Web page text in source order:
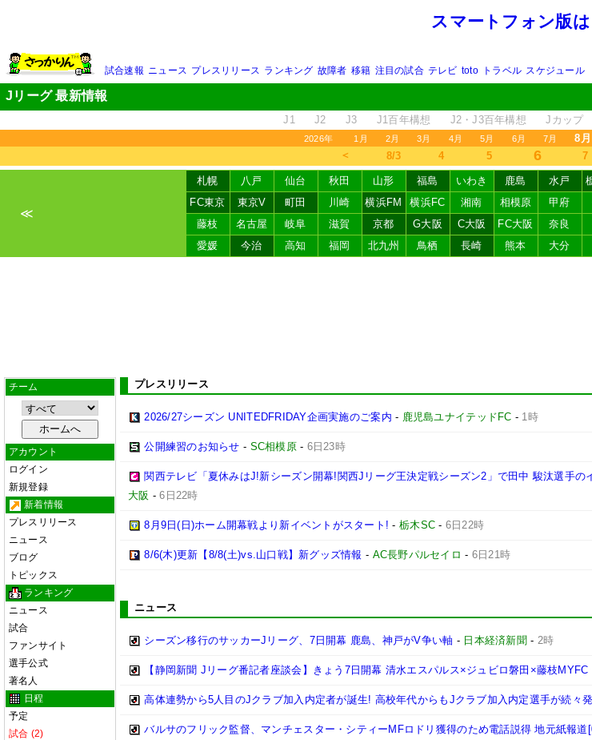
スマートフォン版
試合速報 ニュース プレスリリース ランキング 故障者 移籍 注目の試合 テレビ toto トラベル スケジュール
Jリーグ 最新情報
J1 J2 J3 J1百年構想 J2・J3百年構想 Jカップ
2026年 1月 2月 3月 4月 5月 6月 7月 8月
＜ 8/3 4 5 6 7
≪
札幌 八戸 仙台 秋田 山形 福島 いわき 鹿島 水戸
FC東京
東京V 町田 川崎 横浜FM 横浜FC 湘南 相模原 甲府
藤枝
名古屋 岐阜 滋賀 京都 G大阪 C大阪 FC大阪 奈良
愛媛
今治 高知 福岡 北九州 鳥栖 長崎 熊本 大分
チーム
アカウント
ログイン
新規登録
新着情報
プレスリリース
ニュース
ブログ
トピックス
ランキング
ニュース
試合
ファンサイト
選手公式
著名人
日程
予定
試合 (2)
プレスリリース
2026/27シーズン UNITEDFRIDAY企画実施のご案内 - 鹿児島ユナイテッドFC - 1時
公開練習のお知らせ - SC相模原- 6日23時
関西テレビ「夏休みはJ!新シーズン開幕!関西Jリーグ王決定戦シーズン2」で田中 駿汰選手の
大阪 -6日22時
8月9日(日)ホーム開幕戦より新イベントがスタート! -栃木SC - 6日22時
8/6(木)更新【8/8(土)vs.山口戦】新グッズ情報 - AC長野パルセイロ - 6日21時
ニュース
シーズン移行のサッカーJリーグ、7日開幕 鹿島、神戸がV争い軸 - 日本経済新聞 - 2時
【静岡新聞 Jリーグ番記者座談会】きょう7日開幕 清水エスパルス×ジュビロ磐田×藤枝
高体連勢から5人目のJクラブ加入内定者が誕生! 高校年代からもJクラブ加入内定選手が続々
バルサのフリック監督、マンチェスター・シティーMFロドリ獲得のため電話説得 地元紙報道